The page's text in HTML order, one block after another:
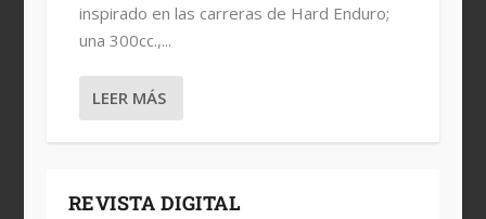
inspirado en las carreras de Hard Enduro;
una 300cc.,...
LEER MÁS
REVISTA DIGITAL